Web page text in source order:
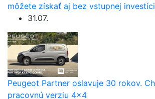
môžete získať aj bez vstupnej
31.07.
Peugeot Partner oslavuje 30 rokov.
pracovnú verziu 4×4